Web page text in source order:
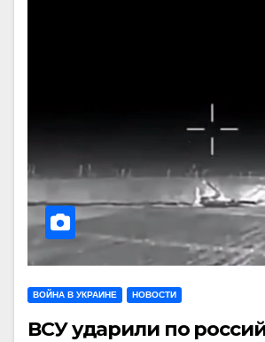
ВОЙНА В УКРАИНЕ НОВОСТИ
ВСУ ударили по